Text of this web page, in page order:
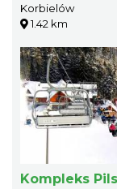
Korbielów
1.42 km
Kompleks